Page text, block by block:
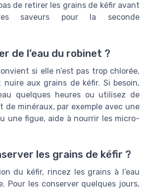
de retirer les grains de kéfir avant
saveurs pour la seconde
de l’eau du robinet ?
si elle n’est pas trop chlorée,
aux grains de kéfir. Si besoin,
quelques heures ou utilisez de
de minéraux, par exemple avec une
une figue, aide à nourrir les micro-
les grains de kéfir ?
du kéfir, rincez les grains à l’eau
Pour les conserver quelques jours,